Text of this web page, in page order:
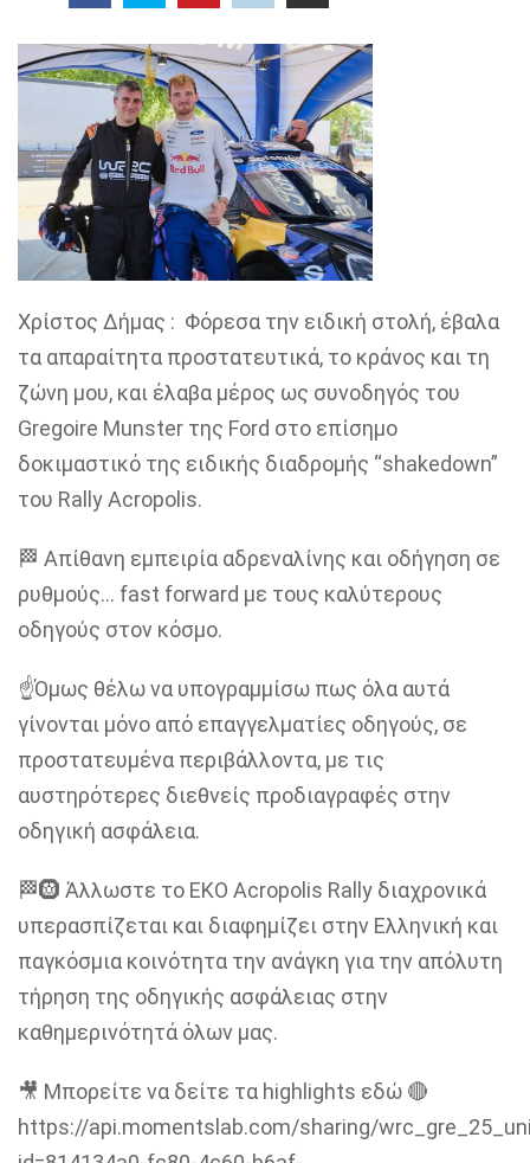
Χρίστος Δήμας : Φόρεσα την ειδική στολή, έβαλα
τα απαραίτητα προστατευτικά, το κράνος και τη
ζώνη μου, και έλαβα μέρος ως συνοδηγός του
Gregoire Munster της Ford στο επίσημο
δοκιμαστικό της ειδικής διαδρομής “shakedown”
του Rally Acropolis.
🏁 Απίθανη εμπειρία αδρεναλίνης και οδήγηση σε
ρυθμούς… fast forward με τους καλύτερους
οδηγούς στον κόσμο.
☝️Όμως θέλω να υπογραμμίσω πως όλα αυτά
γίνονται μόνο από επαγγελματίες οδηγούς, σε
προστατευμένα περιβάλλοντα, με τις
αυστηρότερες διεθνείς προδιαγραφές στην
οδηγική ασφάλεια.
🏁🛞 Άλλωστε το EKO Acropolis Rally διαχρονικά
υπερασπίζεται και διαφημίζει στην Ελληνική και
παγκόσμια κοινότητα την ανάγκη για την απόλυτη
τήρηση της οδηγικής ασφάλειας στην
καθημερινότητά όλων μας.
🎥 Μπορείτε να δείτε τα highlights εδώ 🔴
https://api.momentslab.com/sharing/